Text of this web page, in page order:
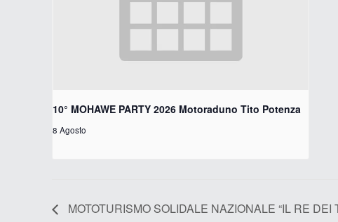
10° MOHAWE PARTY 2026 Motoraduno Tito Potenza
8 Agosto
MOTOTURISMO SOLIDALE NAZIONALE “IL RE